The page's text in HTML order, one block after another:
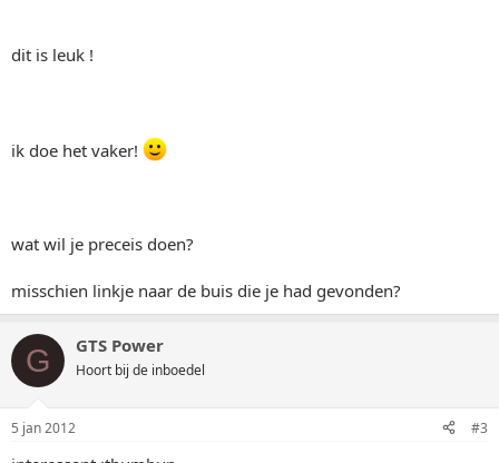
dit is leuk !
ik doe het vaker!
wat wil je preceis doen?
misschien linkje naar de buis die je had gevonden?
G GTS Power
Hoort bij de inboedel
5 jan 2012 #3